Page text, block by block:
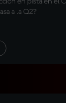
a la Q2?